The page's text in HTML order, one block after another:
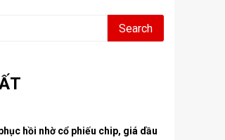
hồi nhờ cổ phiếu chip, giá dầu